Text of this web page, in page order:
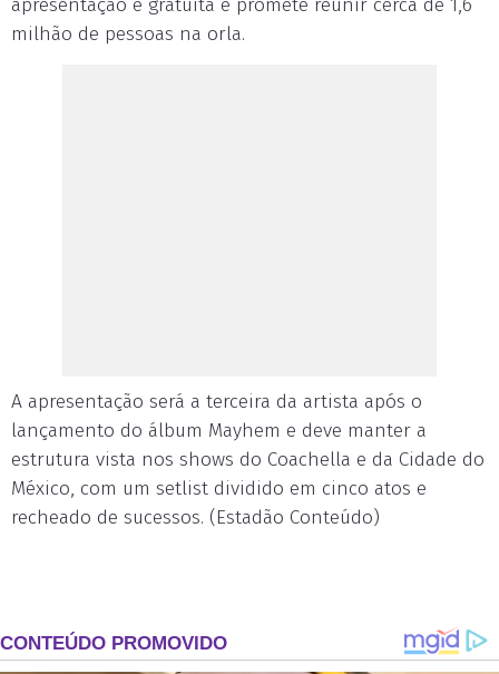
apresentação é gratuita e promete reunir cerca de 1,6
milhão de pessoas na orla.
A apresentação será a terceira da artista após o
lançamento do álbum Mayhem e deve manter a
estrutura vista nos shows do Coachella e da Cidade do
México, com um setlist dividido em cinco atos e
recheado de sucessos. (Estadão Conteúdo)